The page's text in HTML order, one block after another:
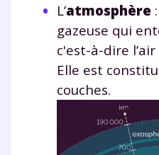
L’atmosphère
gazeuse qui
c'est-à-dire
Elle est
couches.